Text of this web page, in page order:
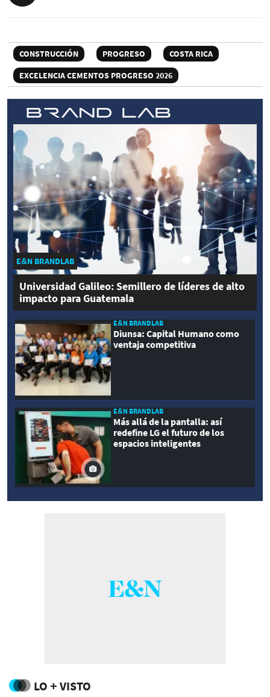
CONSTRUCCIÓN PROGRESO
COSTA RICA
EXCELENCIA CEMENTOS PROGRESO 2026
E&N BRANDLAB
Universidad Galileo: Semillero de líderes de alto
impacto para Guatemala
E&N BRANDLAB
Diunsa: Capital Humano como
ventaja competitiva
E&N BRANDLAB
Más allá de la pantalla: así
redefine LG el futuro de los
espacios inteligentes
LO + VISTO